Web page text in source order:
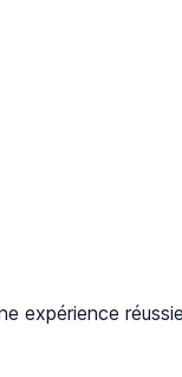
expérience